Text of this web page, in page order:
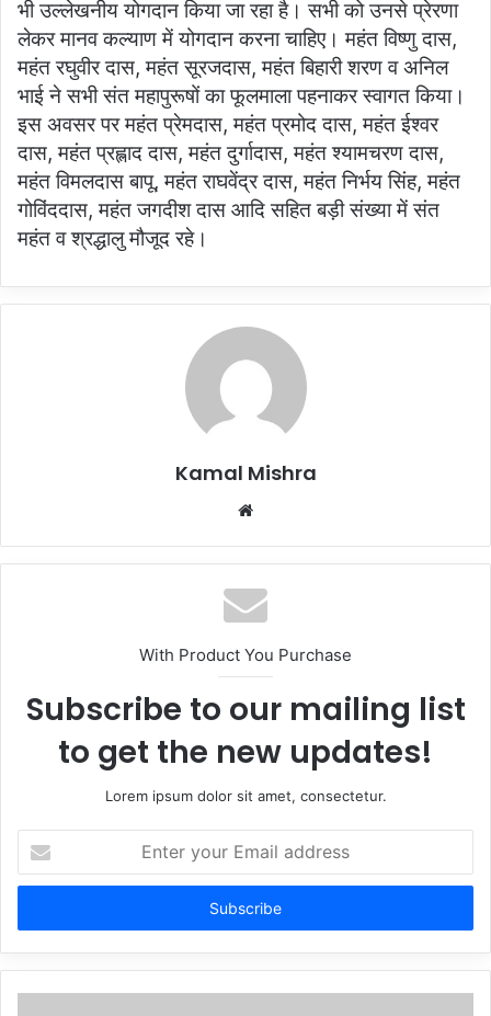
भी उल्लेखनीय योगदान किया जा रहा है। सभी को उनसे प्रेरणा
लेकर मानव कल्याण में योगदान करना चाहिए। महंत विष्णु दास,
महंत रघुवीर दास, महंत सूरजदास, महंत बिहारी शरण व अनिल
भाई ने सभी संत महापुरूषों का फूलमाला पहनाकर स्वागत किया।
इस अवसर पर महंत प्रेमदास, महंत प्रमोद दास, महंत ईश्वर
दास, महंत प्रह्लाद दास, महंत दुर्गादास, महंत श्यामचरण दास,
महंत विमलदास बापू, महंत राघवेंद्र दास, महंत निर्भय सिंह, महंत
गोविंददास, महंत जगदीश दास आदि सहित बड़ी संख्या में संत
महंत व श्रद्धालु मौजूद रहे।
Kamal Mishra
Website
With Product You Purchase
Subscribe to our mailing list
to get the new updates!
Lorem ipsum dolor sit amet, consectetur.
your
Email